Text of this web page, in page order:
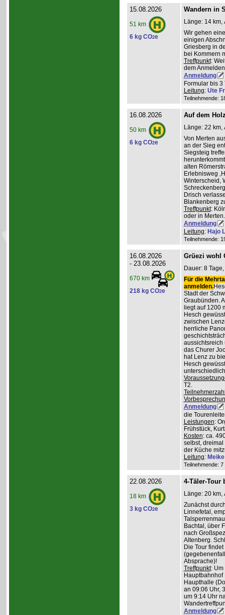
15.08.2026
51 km
6 kg CO2e
Wandern in
Länge: 14 km,
Wir gehen
einigen
Griesberg in
bei Kommern
Treffpunkt:
dem
Anmeldung
Formular bis 3
Leitung: Ute
Teilnehmende:
16.08.2026
50 km
6 kg CO2e
Auf dem
Länge: 22 km,
Von Merten
an der Sieg
Siegsteig
alten
Erlebnisweg
Winterscheid,
Drisch
Blankenberg
Treffpunkt:
oder in
Anmeldung
Leitung: Hajo
Teilnehmende:
16.08.2026
- 23.08.2026
670 km
218 kg CO2e
Grüezi wohl
Dauer: 8
Für die
anmelden.
Stadt der
Graubünden.
liegt auf 1200
Hesch
zwischen
herrliche
aussichtsreich
das Churer
hat Lenz zu
Hesch
T2.
Anmeldung
die
Leistungen:
Frühstück,
Kosten: ca.
selbst,
der Küche
Leitung:
Teilnehmende:
22.08.2026
18 km
3 kg CO2e
4-Täler-Tour
Länge: 20 km,
Zunächst
Linnefetal,
Bachtal, über
nach
Altenberg.
Die Tour
Absprache)!
Treffpunkt: Um
Hauptbahnhof
Haupthalle
an 09:06 Uhr,
um 9:14 Uhr
Anmeldung